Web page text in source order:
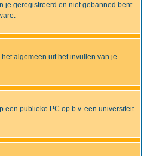
je geregistreerd en niet gebanned bent
algemeen uit het invullen van je
een publieke PC op b.v. een universiteit